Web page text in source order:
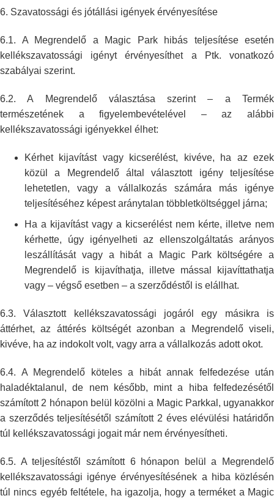
6. Szavatossági és jótállási igények érvényesítése
6.1. A Megrendelő a Magic Park hibás teljesítése esetén
kellékszavatossági igényt érvényesíthet a Ptk. vonatkozó
szabályai szerint.
6.2. A Megrendelő választása szerint – a Termék
természetének a figyelembevételével – az alábbi
kellékszavatossági igényekkel élhet:
Kérhet kijavítást vagy kicserélést, kivéve, ha az ezek
közül a Megrendelőáltal választott igény teljesítése
lehetetlen, vagy a vállalkozás számára más igénye
teljesítéséhez képest aránytalan többletköltséggel járna;
Ha a kijavítást vagy a kicserélést nem kérte, illetve nem
kérhette, úgyigényelheti az ellenszolgáltatás arányos
leszállítását vagy a hibát a MagicPark költségére a
Megrendelő is kijavíthatja, illetve mással
kijavíttathatja
vagy – végső esetben – a szerződéstől is elállhat.
6.3. Választott kellékszavatossági jogáról egy másikra is
áttérhet, az áttérés költségét azonban a Megrendelő viseli,
kivéve, ha az indokolt volt, vagy arra a vállalkozás adott okot.
6.4. A Megrendelő köteles a hibát annak felfedezése után
haladéktalanul, de nem később, mint a hiba felfedezésétől
számított 2 hónapon belül közölni a Magic Parkkal, ugyanakkor
a szerződés teljesítésétől számított 2 éveselévülési határidőn
túl kellékszavatossági jogait már nem érvényesítheti.
6.5. A teljesítéstől számított 6 hónapon belül a Megrendelő
kellékszavatossági igénye érvényesítésének a hiba közlésén
túl nincs egyébfeltétele, ha igazolja, hogy a terméket a Magic